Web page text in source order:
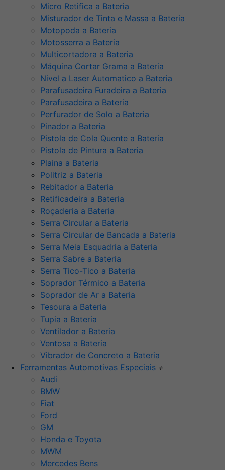
Micro Retifica a Bateria
Misturador de Tinta e Massa a Bateria
Motopoda a Bateria
Motosserra a Bateria
Multicortadora a Bateria
Máquina Cortar Grama a Bateria
Nivel a Laser Automatico a Bateria
Parafusadeira Furadeira a Bateria
Parafusadeira a Bateria
Perfurador de Solo a Bateria
Pinador a Bateria
Pistola de Cola Quente a Bateria
Pistola de Pintura a Bateria
Plaina a Bateria
Politriz a Bateria
Rebitador a Bateria
Retificadeira a Bateria
Roçaderia a Bateria
Serra Circular a Bateria
Serra Circular de Bancada a Bateria
Serra Meia Esquadria a Bateria
Serra Sabre a Bateria
Serra Tico-Tico a Bateria
Soprador Térmico a Bateria
Soprador de Ar a Bateria
Tesoura a Bateria
Tupia a Bateria
Ventilador a Bateria
Ventosa a Bateria
Vibrador de Concreto a Bateria
Ferramentas Automotivas Especiais +
Audi
BMW
Fiat
Ford
GM
Honda e Toyota
MWM
Mercedes Bens